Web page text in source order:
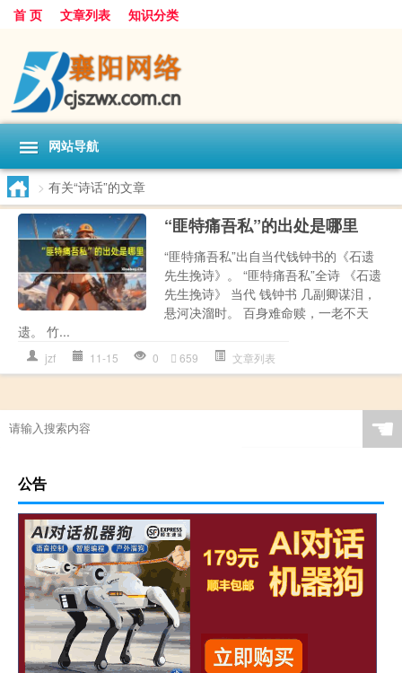
首 页 文章列表 知识分类
网站导航
> 有关“诗话”的文章
“匪特痛吾私”的出处是哪里
“匪特痛吾私”出自当代钱钟书的《石遗
先生挽诗》。 “匪特痛吾私”全诗 《石遗
先生挽诗》 当代 钱钟书 几副卿谋泪，
悬河决溜时。 百身难命赎，一老不天
遗。 竹...
jzf 11-15 0 659 文章列表
☚
公告